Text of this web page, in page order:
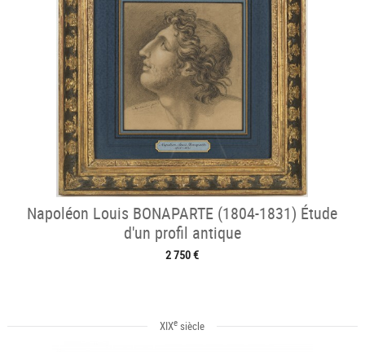
Napoléon Louis BONAPARTE (1804-1831) Étude
d'un profil antique
2 750 €
XIXe siècle